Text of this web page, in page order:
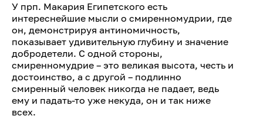
У прп. Макария Египетского есть
интереснейшие мысли о смиренномудрии, где
он, демонстрируя антиномичность,
показывает удивительную глубину и значение
добродетели. С одной стороны,
смиренномудрие – это великая высота, честь и
достоинство, а с другой – подлинно
смиренный человек никогда не падает, ведь
ему и падать-то уже некуда, он и так ниже
всех.